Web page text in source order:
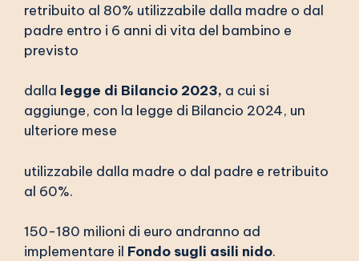
retribuito al 80% utilizzabile dalla madre o dal
padre entro i 6 anni di vita del bambino e
previsto
dalla legge di Bilancio 2023, a cui si
aggiunge, con la legge di Bilancio 2024, un
ulteriore mese
utilizzabile dalla madre o dal padre e retribuito
al 60%.
150-180 milioni di euro andranno ad
implementare il Fondo sugli asili nido.